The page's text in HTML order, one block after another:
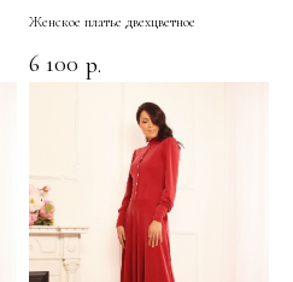
Женское платье двехцветное
6 100 р.